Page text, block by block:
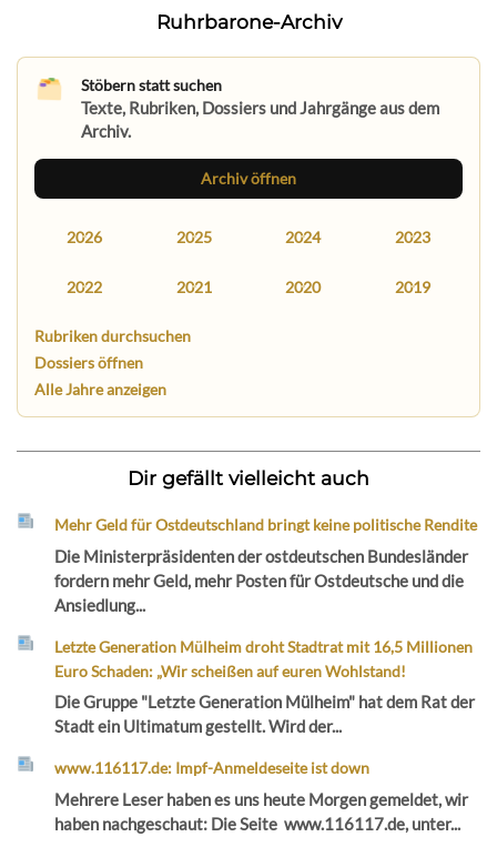
Ruhrbarone-Archiv
Stöbern statt suchen
Texte, Rubriken, Dossiers und Jahrgänge aus dem
Archiv.
Archiv öffnen
2026 2025 2024 2023
2022 2021 2020 2019
Rubriken durchsuchen
Dossiers öffnen
Alle Jahre anzeigen
Dir gefällt vielleicht auch
Mehr Geld für Ostdeutschland bringt keine politische Rendite
Die Ministerpräsidenten der ostdeutschen Bundesländer
fordern mehr Geld, mehr Posten für Ostdeutsche und die
Ansiedlung...
Letzte Generation Mülheim droht Stadtrat mit 16,5 Millionen
Euro Schaden: „Wir scheißen auf euren Wohlstand!
Die Gruppe "Letzte Generation Mülheim" hat dem Rat der
Stadt ein Ultimatum gestellt. Wird der...
www.116117.de: Impf-Anmeldeseite ist down
Mehrere Leser haben es uns heute Morgen gemeldet, wir
haben nachgeschaut: Die Seite www.116117.de, unter...